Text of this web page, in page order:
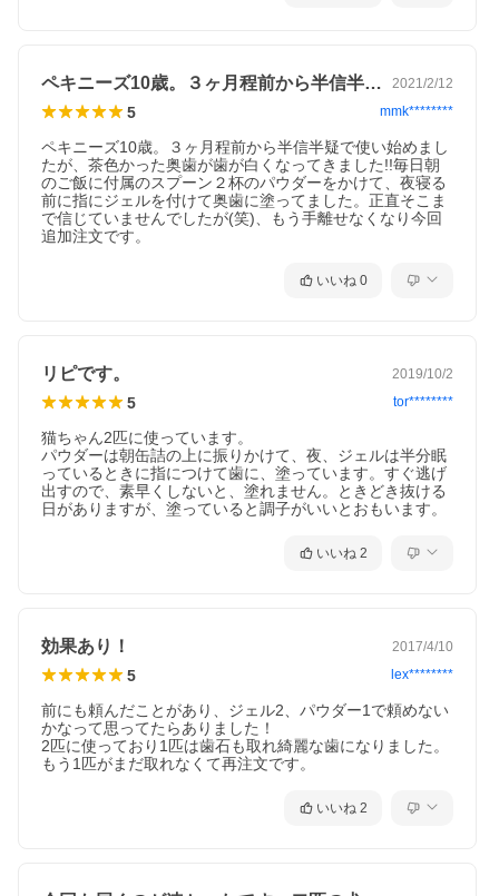
ペキニーズ10歳。３ヶ月程前から半信半… 2021/2/12
5 mmk********
ペキニーズ10歳。３ヶ月程前から半信半疑で使い始めまし
たが、茶色かった奥歯が歯が白くなってきました!!毎日朝
のご飯に付属のスプーン２杯のパウダーをかけて、夜寝る
前に指にジェルを付けて奥歯に塗ってました。正直そこま
で信じていませんでしたが(笑)、もう手離せなくなり今回
追加注文です。
いいね 0
リピです。 2019/10/2
5 tor********
猫ちゃん2匹に使っています。
パウダーは朝缶詰の上に振りかけて、夜、ジェルは半分眠
っているときに指につけて歯に、塗っています。すぐ逃げ
出すので、素早くしないと、塗れません。ときどき抜ける
日がありますが、塗っていると調子がいいとおもいます。
いいね 2
効果あり！ 2017/4/10
5 lex********
前にも頼んだことがあり、ジェル2、パウダー1で頼めない
かなって思ってたらありました！
2匹に使っており1匹は歯石も取れ綺麗な歯になりました。
もう1匹がまだ取れなくて再注文です。
いいね 2